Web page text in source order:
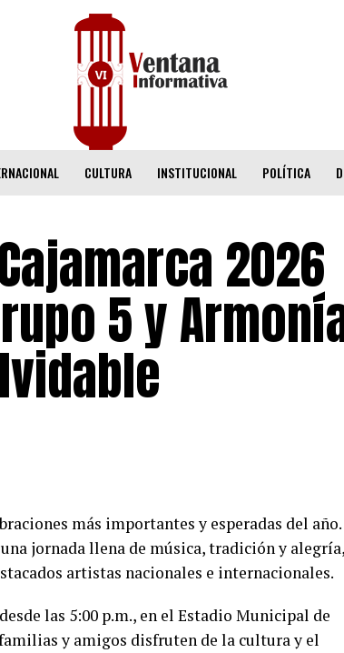
CULTURA INSTITUCIONAL POLÍTICA
2026
5 y
más importantes y esperadas del año.
jornada llena de música, tradición y alegría,
artistas nacionales e internacionales.
las 5:00 p.m., en el Estadio Municipal de
y amigos disfruten de la cultura y el